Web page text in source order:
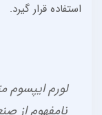
استفاده قرار گیرد.
لورم ایپسوم
نامفهوم از